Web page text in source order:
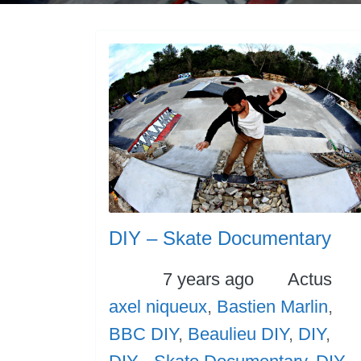
DIY – Skate Documentary
Posted
7 years ago Categories
Actus
Tags
axel niqueux, Bastien Marlin,
BBC DIY, Beaulieu DIY, DIY,